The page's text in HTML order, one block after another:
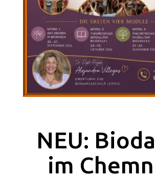
NEU:
im